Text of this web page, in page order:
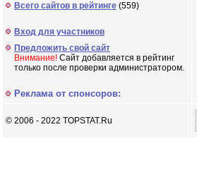
Всего сайтов в рейтинге (559)
Вход для участников
Предложить свой сайт
Внимание! Сайт добавляется в рейтинг
только после проверки администратором.
Реклама от спонсоров:
© 2006 - 2022 TOPSTAT.Ru